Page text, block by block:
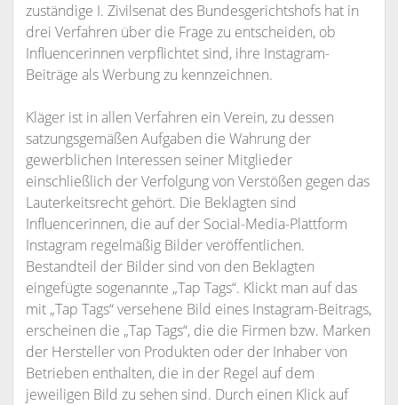
zuständige I. Zivilsenat des Bundesgerichtshofs hat in
drei Verfahren über die Frage zu entscheiden, ob
Influencerinnen verpflichtet sind, ihre Instagram-
Beiträge als Werbung zu kennzeichnen.
Kläger ist in allen Verfahren ein Verein, zu dessen
satzungsgemäßen Aufgaben die Wahrung der
gewerblichen Interessen seiner Mitglieder
einschließlich der Verfolgung von Verstößen gegen das
Lauterkeitsrecht gehört. Die Beklagten sind
Influencerinnen, die auf der Social-Media-Plattform
Instagram regelmäßig Bilder veröffentlichen.
Bestandteil der Bilder sind von den Beklagten
eingefügte sogenannte „Tap Tags“. Klickt man auf das
mit „Tap Tags“ versehene Bild eines Instagram-Beitrags,
erscheinen die „Tap Tags“, die die Firmen bzw. Marken
der Hersteller von Produkten oder der Inhaber von
Betrieben enthalten, die in der Regel auf dem
jeweiligen Bild zu sehen sind. Durch einen Klick auf